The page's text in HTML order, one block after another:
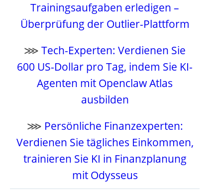
Trainingsaufgaben erledigen –
Überprüfung der Outlier-Plattform
⋙Tech-Experten: Verdienen Sie
600 US-Dollar pro Tag, indem Sie KI-
Agenten mit Openclaw Atlas
ausbilden
⋙ Persönliche Finanzexperten:
Verdienen Sie tägliches Einkommen,
trainieren Sie KI in Finanzplanung
mit Odysseus